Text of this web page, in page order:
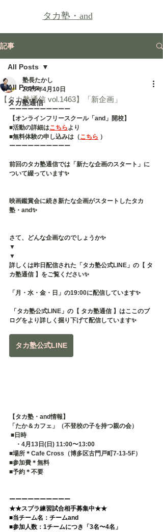
タカ塾・and
記事
All Posts
タカ塾通信
All Posts
【タカ塾通信 vol.1463】「新企画」
塾長たかし
2025年4月10日
ーーーーーーーーーー
【オンラインフリースクール「and」開校】
■活動の詳細はこちらより
■無料体験の申し込みは（こちら ）
ーーーーーーーーーー
前回のタカ塾通信では「新たな企画のスタート」に
ついて綴っています✨
映画鑑賞会に続き新たな企画がスタートしたタカ
塾・and✨
さて、どんな企画なのでしょうか✨
▼
▼
詳しくは昨日配信された「タカ塾公式LINE」の【 タ
カ塾通信 】をご覧ください✨
「月・水・金・日」の19:00に配信しています✨
「タカ塾公式LINE」の【 タカ塾通信 】はここのブ
ログをより詳しく掘り下げて配信しています✨
タカ塾公式LINE
【タカ塾・and情報】
「たか＆カフェ」（不登校の子を持つ親の会）
■日時
・4月13日(日) 11:00〜13:00
■場所＊Cafe Cross（博多区古門戸町7-13-5F）
■参加費＊無料
■予約＊不要
ーーーーーーーーーー
★★スプラ練習試合相手募集中★★
■当チーム名：チームand
■参加人数：1チームにつき「3名〜4名」